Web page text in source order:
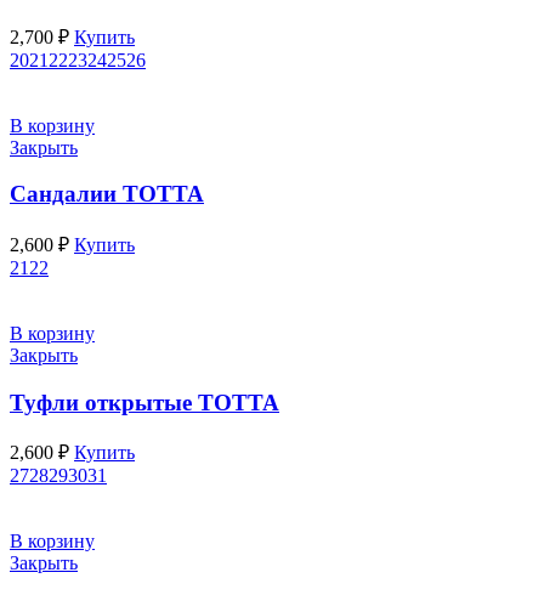
2,700 ₽ Купить
2021 2223242526
В корзину
Закрыть
Сандалии ТОТТА
2,600 ₽ Купить
21 22
В корзину
Закрыть
Туфли открытые ТОТТА
2,600 ₽ Купить
2728293031
В корзину
Закрыть